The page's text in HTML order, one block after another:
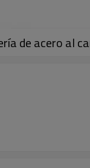
de acero al